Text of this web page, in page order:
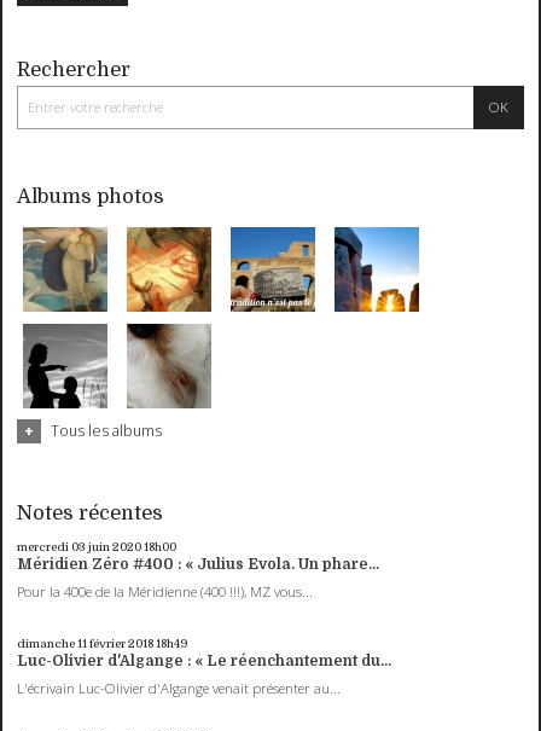
Rechercher
Albums photos
Tous les albums
Notes récentes
mercredi 03 juin 202018h00
Méridien Zéro #400 : « Julius Evola. Un phare...
Pour la 400e de la Méridienne (400 !!!), MZ vous...
dimanche 11 février 201818h49
Luc-Olivier d'Algange : « Le réenchantement du...
L'écrivain Luc-Olivier d'Algange venait présenter au...